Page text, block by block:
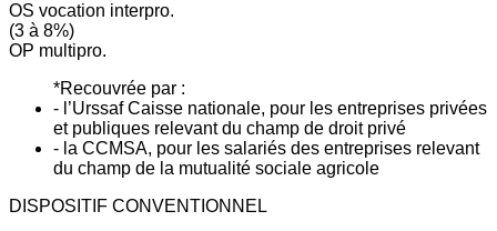
OS vocation interpro.
(3 à 8%)
OP multipro.
*Recouvrée par :
- l’Urssaf Caisse nationale, pour les entreprises privées
et publiques relevant du champ de droit privé
- la CCMSA, pour les salariés des entreprises relevant
du champ de la mutualité sociale agricole
DISPOSITIF CONVENTIONNEL